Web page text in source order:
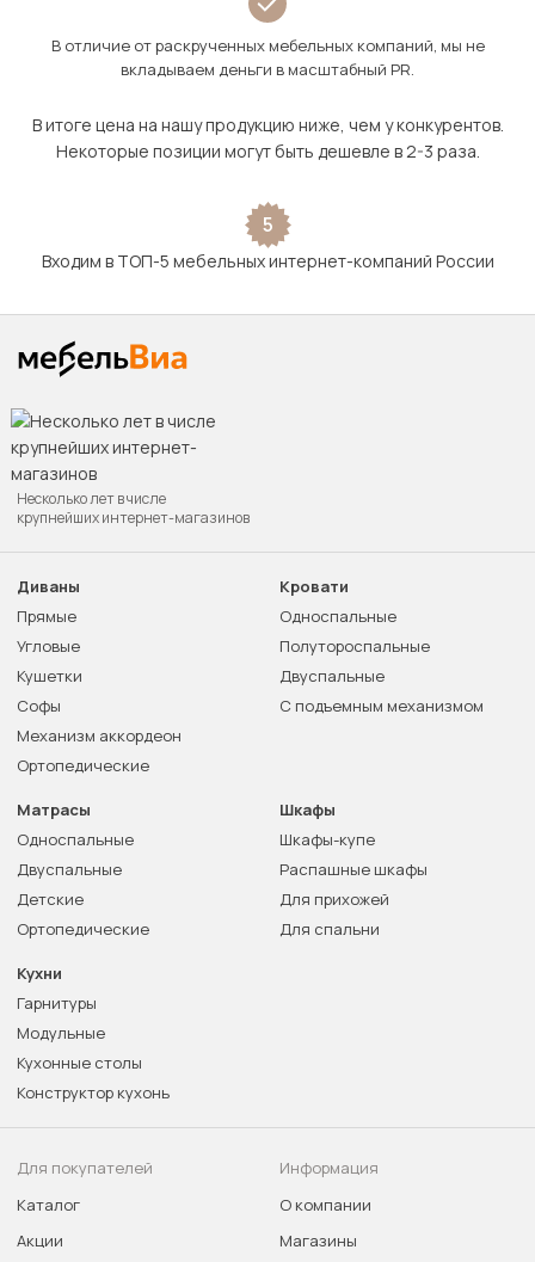
В отличие от раскрученных мебельных компаний, мы не
вкладываем деньги в масштабный PR.
В итоге цена на нашу продукцию ниже, чем у конкурентов.
Некоторые позиции могут быть дешевле в 2-3 раза.
5
Входим в ТОП-5 мебельных интернет-компаний России
Несколько лет в числе
крупнейших интернет-магазинов
Диваны
Прямые
Угловые
Кушетки
Софы
Механизм аккордеон
Ортопедические
Кровати
Односпальные
Полутороспальные
Двуспальные
С подъемным механизмом
Матрасы
Односпальные
Двуспальные
Детские
Ортопедические
Шкафы
Шкафы-купе
Распашные шкафы
Для прихожей
Для спальни
Кухни
Гарнитуры
Модульные
Кухонные столы
Конструктор кухонь
Для покупателей
Каталог
Акции
Информация
О компании
Магазины